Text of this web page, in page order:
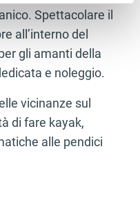
Spettacolare il
all’interno del
gli amanti della
e noleggio.
vicinanze sul
di fare kayak,
alle pendici